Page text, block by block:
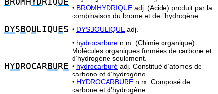
B ROMHYD RIQUE
• BROMHYDRIQUE adj. (Acide) produit par la
combinaison du brome et de l’hydrogène.
DYS BOU LIQU ES • DYSBOULIQUE adj.
HYD ROCARBU RE
• hydrocarbure n.m. (Chimie organique)
Molécules organiques formées de carbone et
d’hydrogène seulement.
• hydrocarburé adj. Constitué d’atomes de
carbone et d’hydrogène.
• HYDROCARBURE n.m. Composé de
carbone et d’hydrogène.